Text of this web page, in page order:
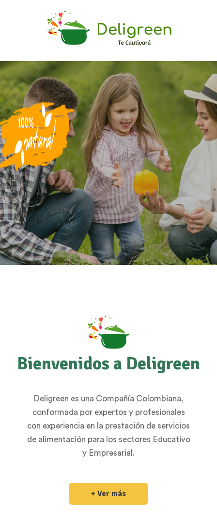
Bienvenidos a Deligreen
Deligreen es una Compañía Colombiana,
conformada por expertos y profesionales
con experiencia en la prestación de servicios
de alimentación para los sectores Educativo
y Empresarial.
+ Ver más